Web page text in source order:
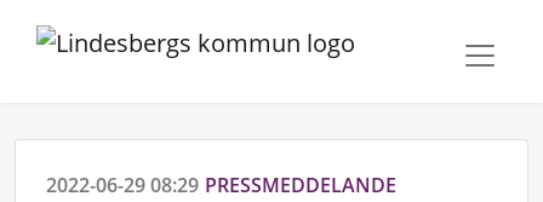
2022-06-29 08:29 PRESSMEDDELANDE